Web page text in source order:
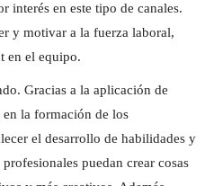
interés en este tipo de canales.
y motivar a la fuerza laboral,
en el equipo.
Gracias a la aplicación de
la formación de los
el desarrollo de habilidades y
puedan crear cosas